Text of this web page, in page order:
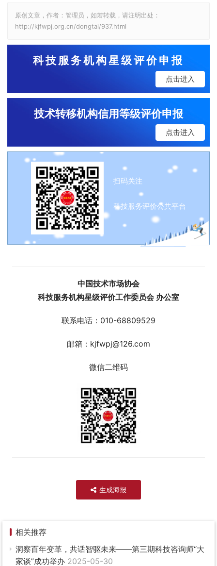
原创文章，作者：管理员，如若转载，请注明出处：
http://kjfwpj.org.cn/dongtai/937.html
科技服务机构星级评价申报
点击进入
技术转移机构信用等级评价申报
点击进入
扫码关注
科技服务评价公共平台
中国技术市场协会
科技服务机构星级评价工作委员会 办公室
联系电话：010-68809529
邮箱：kjfwpj@126.com
微信二维码
生成海报
相关推荐
洞察百年变革，共话智驱未来——第三期科技咨询师“大
家谈”成功举办 2025-05-30